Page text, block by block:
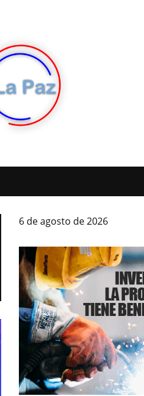
6 de agosto de 2026